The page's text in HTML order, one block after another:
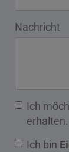
Nachricht
Ich
erhalten.
Ich bin